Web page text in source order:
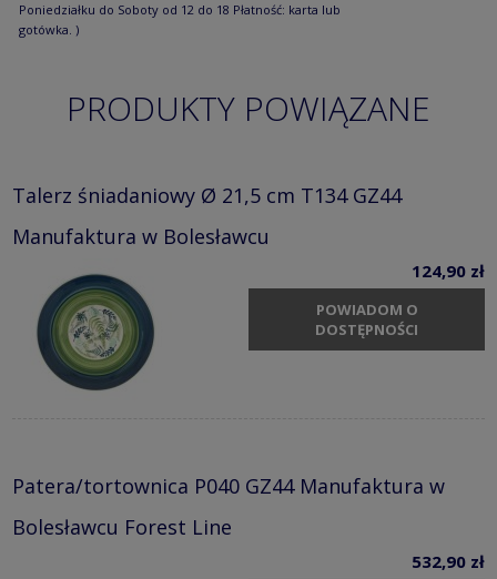
Poniedziałku do Soboty od 12 do 18 Płatność: karta lub
gotówka. )
PRODUKTY POWIĄZANE
Talerz śniadaniowy Ø 21,5 cm T134 GZ44
Manufaktura w Bolesławcu
124,90 zł
POWIADOM O
DOSTĘPNOŚCI
Patera/tortownica P040 GZ44 Manufaktura w
Bolesławcu Forest Line
532,90 zł